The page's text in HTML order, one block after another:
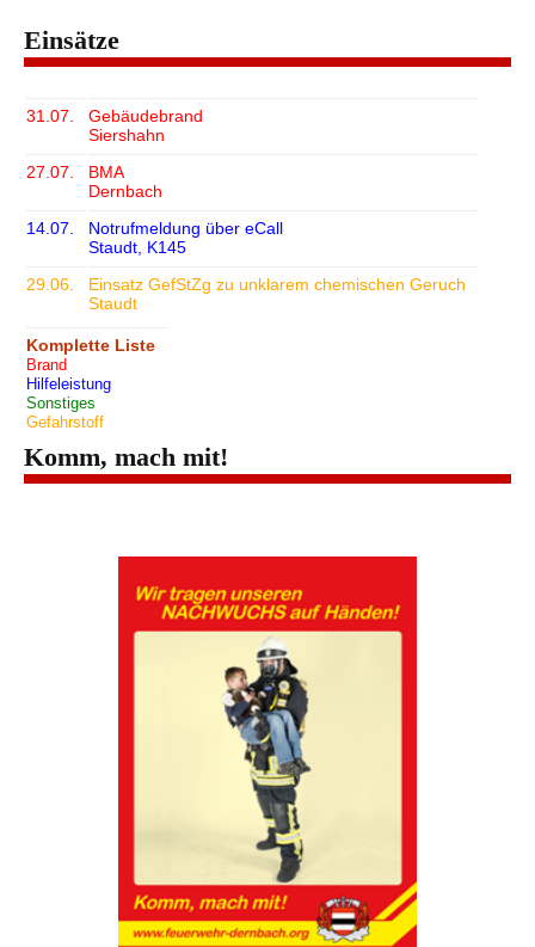
Einsätze
31.07.
Gebäudebrand
Siershahn
27.07.
BMA
Dernbach
14.07.
Notrufmeldung über eCall
Staudt, K145
29.06.
Einsatz GefStZg zu unklarem chemischen Geruch
Staudt
Komplette Liste
Brand
Hilfeleistung
Sonstiges
Gefahrstoff
Komm, mach mit!